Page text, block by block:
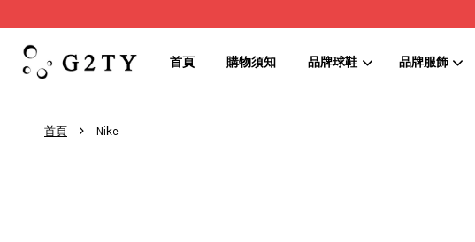
首頁 購物須知 品牌球鞋 品牌服飾
首頁 › Nike